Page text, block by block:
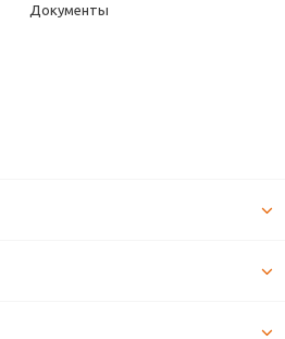
Документы